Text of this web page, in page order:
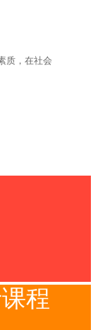
质，在社会
程